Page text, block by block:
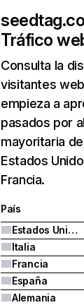
Tráfico
Consulta la
visitantes
empieza a
pasados por
mayoritaria
Estados
Francia.
País
Estados Unidos
Italia
Francia
España
Alemania